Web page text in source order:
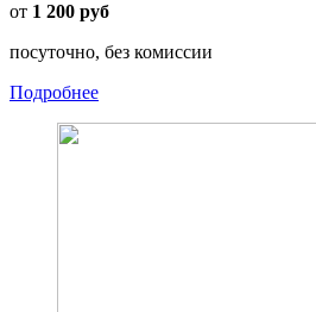
от 1 200 руб
посуточно, без комиссии
Подробнее